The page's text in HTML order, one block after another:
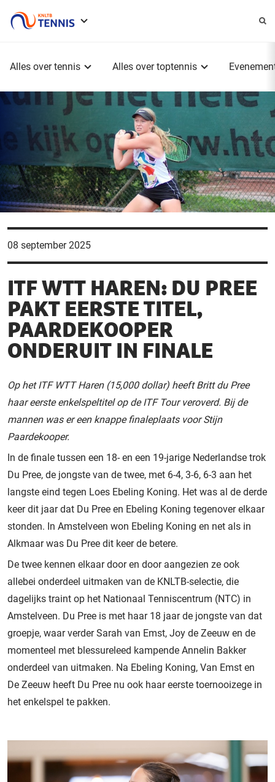
Alles over tennis Alles over toptennis
08 september 2025
ITF WTT HAREN: DU PREE
PAKT EERSTE TITEL,
PAARDEKOOPER
ONDERUIT IN FINALE
Op het ITF WTT Haren (15,000 dollar) heeft Britt du Pree
haar eerste enkelspeltitel op de ITF Tour veroverd. Bij de
mannen was er een knappe finaleplaats voor Stijn
Paardekooper.
In de finale tussen een 18- en een 19-jarige Nederlandse trok
Du Pree, de jongste van de twee, met 6-4, 3-6, 6-3 aan het
langste eind tegen Loes Ebeling Koning. Het was al de derde
keer dit jaar dat Du Pree en Ebeling Koning tegenover elkaar
stonden. In Amstelveen won Ebeling Koning en net als in
Alkmaar was Du Pree dit keer de betere.
De twee kennen elkaar door en door aangezien ze ook
allebei onderdeel uitmaken van de KNLTB-selectie, die
dagelijks traint op het Nationaal Tenniscentrum (NTC) in
Amstelveen. Du Pree is met haar 18 jaar de jongste van dat
groepje, waar verder Sarah van Emst, Joy de Zeeuw en de
momenteel met blessureleed kampende Annelin Bakker
onderdeel van uitmaken. Na Ebeling Koning, Van Emst en
De Zeeuw heeft Du Pree nu ook haar eerste toernooizege in
het enkelspel te pakken.